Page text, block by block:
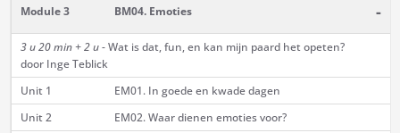
Module 3 BM04. Emoties -
3 u 20 min + 2 u- Wat is dat, fun, en kan mijn paard het opeten?
door Inge Teblick
Unit 1
EM01. In goede en kwade dagen
Unit 2
EM02. Waar dienen emoties voor?